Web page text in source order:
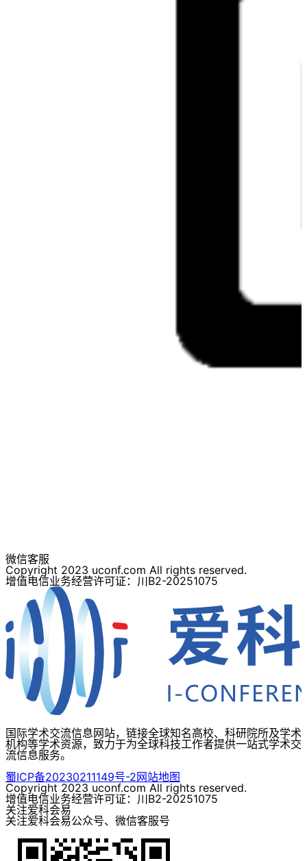
微信客服
Copyright 2023 uconf.com All rights reserved.
增值电信业务经营许可证：川B2-20251075
国际学术交流信息网站，链接全球知名高校、科研院所及学术
机构等学术资源，致力于为全球科技工作者提供一站式学术交
流信息服务。
蜀ICP备20230211149号-2网站地图
Copyright 2023 uconf.com All rights reserved.
增值电信业务经营许可证：川B2-20251075
关注爱科会易
关注爱科会易公众号、微信客服号